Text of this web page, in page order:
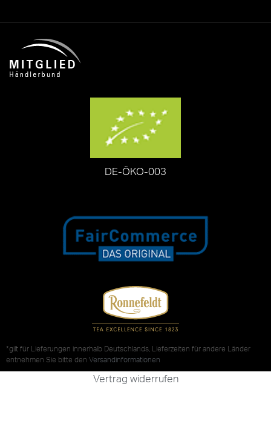
DE-ÖKO-003
*gilt für Lieferungen innerhalb Deutschlands, Lieferzeiten für andere Länder
entnehmen Sie bitte den Versandinformationen
Vertrag widerrufen